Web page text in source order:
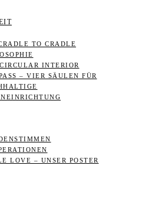
TO CRADLE
INTERIOR
– VIER SÄULEN FÜR
LOVE – UNSER POSTER